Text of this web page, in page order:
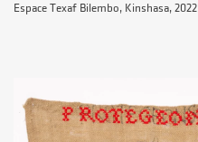
Espace Texaf Bilembo, Kinshasa, 2022